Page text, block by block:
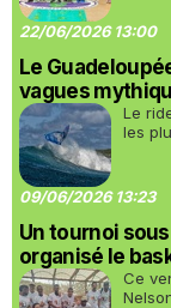
22/06/2026 13:00
Le
vagues
Le
les
09/06/2026 13:23
Un tournoi sous
organisé le
Ce